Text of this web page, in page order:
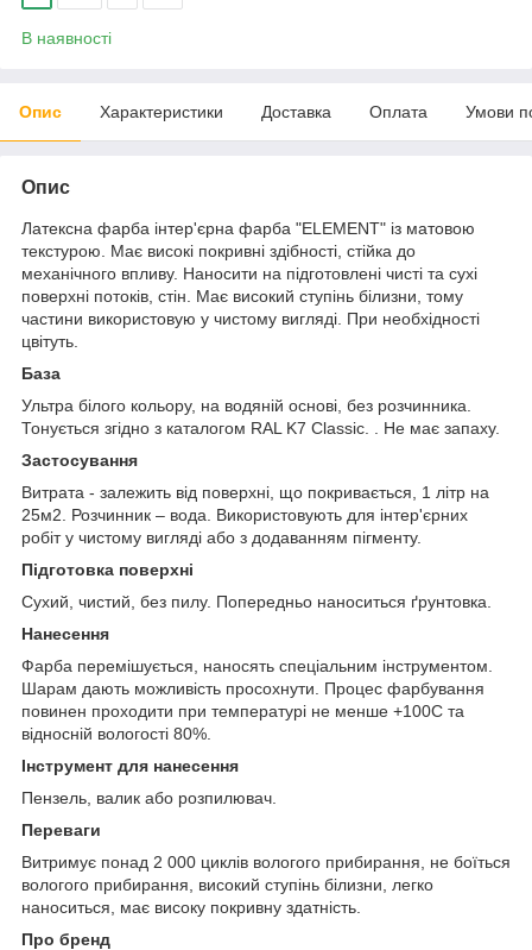
В наявності
Опис Характеристики Доставка Оплата Умови
Опис
Латексна фарба інтер'єрна фарба "ELEMENT" із матовою
текстурою. Має високі покривні здібності, стійка до
механічного впливу. Наносити на підготовлені чисті та сухі
поверхні потоків, стін. Має високий ступінь білизни, тому
частини використовую у чистому вигляді. При необхідності
цвітуть.
База
Ультра білого кольору, на водяній основі, без розчинника.
Тонується згідно з каталогом RAL K7 Classic. . Не має запаху.
Застосування
Витрата - залежить від поверхні, що покривається, 1 літр на
25м2. Розчинник – вода. Використовують для інтер'єрних
робіт у чистому вигляді або з додаванням пігменту.
Підготовка поверхні
Сухий, чистий, без пилу. Попередньо наноситься ґрунтовка.
Нанесення
Фарба перемішується, наносять спеціальним інструментом.
Шарам дають можливість просохнути. Процес фарбування
повинен проходити при температурі не менше +100С та
відносній вологості 80%.
Інструмент для нанесення
Пензель, валик або розпилювач.
Переваги
Витримує понад 2 000 циклів вологого прибирання, не боїться
вологого прибирання, високий ступінь білизни, легко
наноситься, має високу покривну здатність.
Про бренд